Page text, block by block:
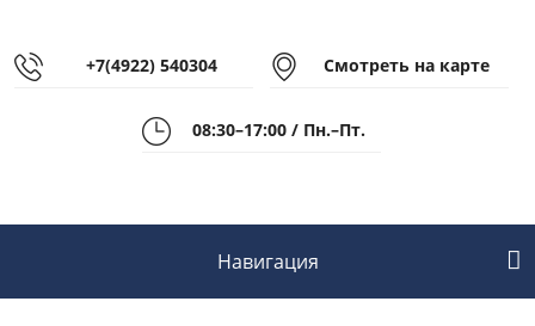
+7(4922) 540304 Смотреть на карте
08:30–17:00 / Пн.–Пт.
Навигация